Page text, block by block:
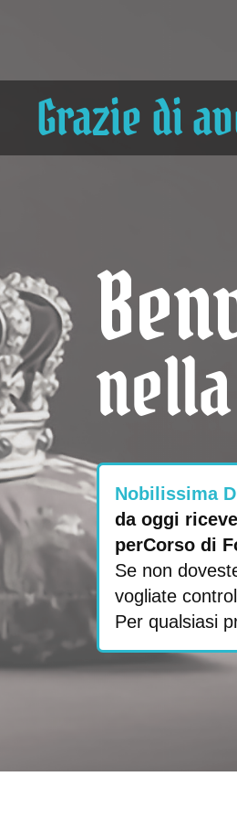
Grazie di
Nobilissima
da oggi
perCorso di
Se non
vogliate
Per qualsiasi